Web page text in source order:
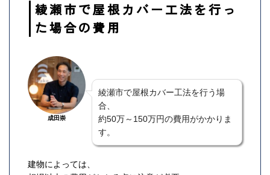
綾瀬市で屋根カバー工法を行っ
た場合の費用
成田崇
綾瀬市で屋根カバー工法を行う場
合、
約50万～150万円の費用がかかりま
す。
建物によっては、